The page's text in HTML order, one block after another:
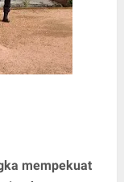
mempekuat